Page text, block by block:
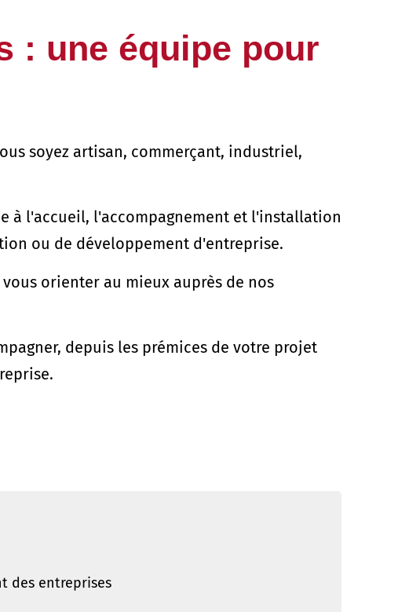
: une équipe pour
soyez artisan, commerçant, industriel,
à l'accueil, l'accompagnement et l'installation
ou de développement d'entreprise.
orienter au mieux auprès de nos
depuis les prémices de votre projet
des entreprises